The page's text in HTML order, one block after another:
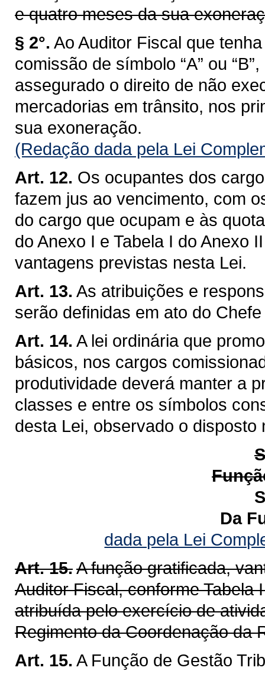
e quatro meses da sua
§ 2°. Ao Auditor Fiscal que
comissão de símbolo “A” ou
assegurado o direito de não
mercadorias em trânsito, nos
sua exoneração.
(Redação dada pela Lei
Art. 12. Os ocupantes dos
fazem jus ao vencimento, com
do cargo que ocupam e às
do Anexo I e Tabela I do Anexo
vantagens previstas nesta Lei.
Art. 13. As atribuições e
serão definidas em ato do
Art. 14. A lei ordinária que
básicos, nos cargos
produtividade deverá manter a
classes e entre os símbolos
desta Lei, observado o disposto
Da Função de
dada pela Lei
Art. 15.A função gratificada,
Auditor Fiscal, conforme Tabela
atribuída pelo exercício de
Regimento da Coordenação da
Art. 15. A Função de Gestão